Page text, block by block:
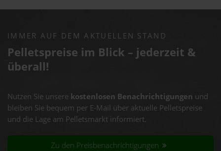
IMMER AUF DEM AKTUELLEN STAND
Pelletspreise im Blick – jederzeit &
überall!
Nutzen Sie unsere kostenlosen Benachrichtigungen und
bleiben Sie bequem per E-Mail über aktuelle Pelletspreise
und die Lage am Pelletsmarkt informiert.
Zu den Preisbenachrichtigungen